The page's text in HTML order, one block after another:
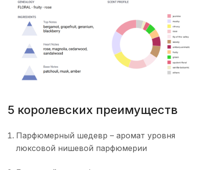
5 королевских преимуществ
Парфюмерный шедевр – аромат уровня
люксовой нишевой парфюмерии